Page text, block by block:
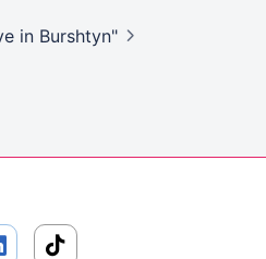
in Burshtyn"